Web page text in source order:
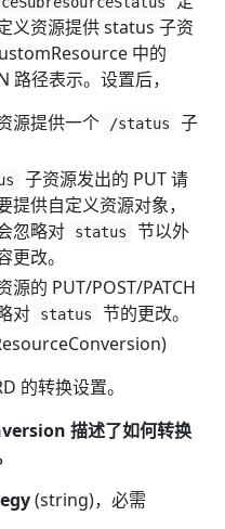
义资源提供 status 子资
中的
路径表示。设置后，
源提供一个
/status
子
子资源发出的 PUT 请
提供自定义资源对象，
忽略对
status
节以外
更改。
源的 PUT/POST/PATCH
对
status
节的更改。
的转换设置。
描述了如何转换
(string)，必需